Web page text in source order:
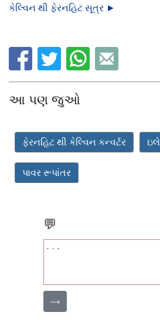
કેલ્વિન થી ફેરનહિટ સૂત્ર ►
આ પણ જુઓ
ફેરનહિટ થી કેલ્વિન કન્વર્ટર
પાવર રૂપાંતર
💬
⟶